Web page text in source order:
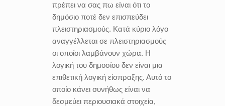
πρέπει να σας πω είναι ότι το
δημόσιο ποτέ δεν επισπεύδει
πλειστηριασμούς. Κατά κύριο λόγο
αναγγέλλεται σε πλειστηριασμούς
οι οποίοι λαμβάνουν χώρα. Η
λογική του δημοσίου δεν είναι μια
επιθετική λογική είσπραξης. Αυτό το
οποίο κάνει συνήθως είναι να
δεσμεύει περιουσιακά στοιχεία,